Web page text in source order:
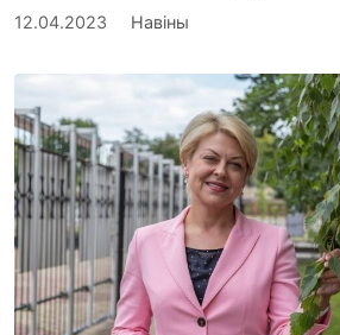
12.04.2023 Навіны